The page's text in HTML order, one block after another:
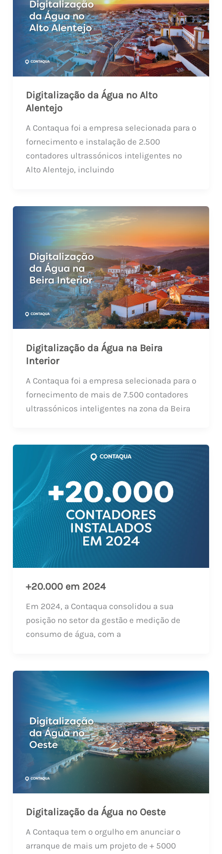
Digitalização da Água no Alto
Alentejo
A Contaqua foi a empresa selecionada para o
fornecimento e instalação de 2.500
contadores ultrassónicos inteligentes no
Alto Alentejo, incluindo
Digitalização da Água na Beira
Interior
A Contaqua foi a empresa selecionada para o
fornecimento de mais de 7.500 contadores
ultrassónicos inteligentes na zona da Beira
+20.000 em 2024
Em 2024, a Contaqua consolidou a sua
posição no setor da gestão e medição de
consumo de água, com a
Digitalização da Água no Oeste
A Contaqua tem o orgulho em anunciar o
arranque de mais um projeto de + 5000